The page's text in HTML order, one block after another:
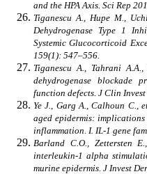
and the HPA Axis. Sci Rep
Tiganescu A., Hupe M.,
Dehydrogenase Type 1
Systemic Glucocorticoid
159(1): 547–556.
Tiganescu A., Tahrani
dehydrogenase blockade
function defects. J Clin
Ye J., Garg A., Calhoun C.,
aged epidermis:
inflammation. I. IL-1 gene
Barland C.O., Zettersten
interleukin-1 alpha
murine epidermis. J Invest